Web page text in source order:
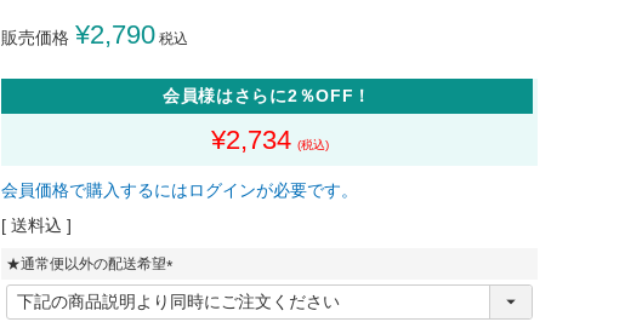
販売価格 ¥2,790 税込
会員様はさらに2％OFF！
¥2,734
会員価格で購入するにはログインが必要です。
送料込
★通常便以外の配送希望
(
必